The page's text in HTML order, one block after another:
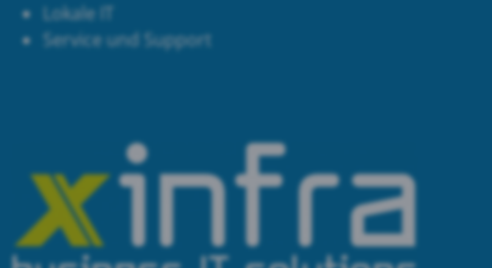
Lokale IT
Service und Support